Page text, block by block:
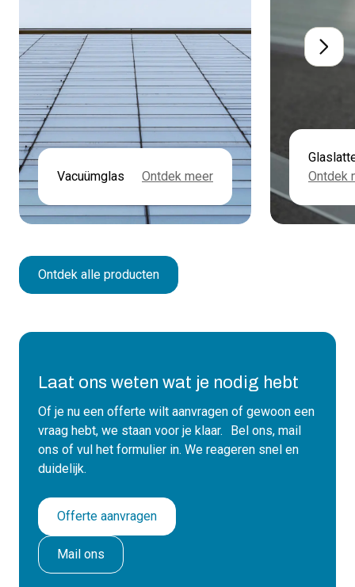
Vacuümglas Ontdek meer
Ontdek
Ontdek alle producten
Laat ons weten wat je nodig hebt
Of je nu een offerte wilt aanvragen of gewoon een
vraag hebt, we staan voor je klaar. Bel ons, mail
ons of vul het formulier in. We reageren snel en
duidelijk.
Offerte aanvragen
Mail ons